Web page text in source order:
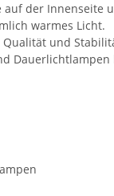
auf der
warmes Licht.
und